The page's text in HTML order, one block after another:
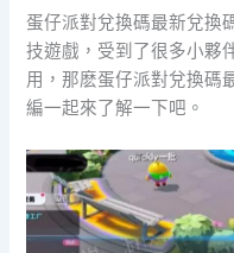
蛋仔派對兌換碼最新兌換
技遊戲，受到了很多小夥
用，那麽蛋仔派對兌換碼
編一起來了解一下吧。